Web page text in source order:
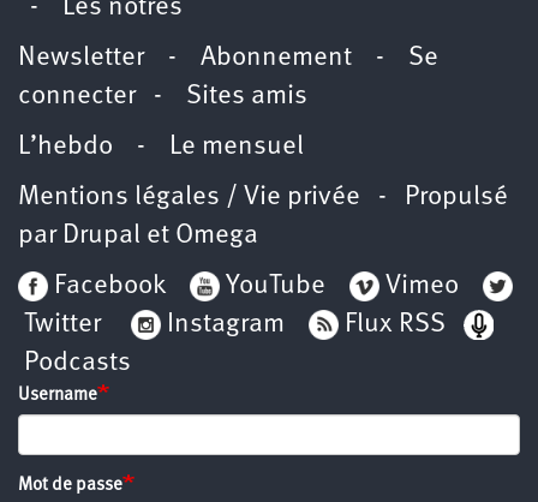
- Les nôtres
Newsletter- Abonnement - Se
connecter- Sites amis
L’hebdo - Le mensuel
Mentions légales / Vie privée - Propulsé
par Drupal et Omega
Facebook
YouTube
Vimeo
Twitter
Instagram
Flux RSS
Podcasts
Username
Mot de passe